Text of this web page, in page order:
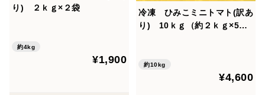
り) ２ｋｇ×２袋
約4kg
¥1,900
冷凍 ひみこミニトマト(訳あ
り) 10ｋｇ（約２ｋｇ×5
約10kg
¥4,600